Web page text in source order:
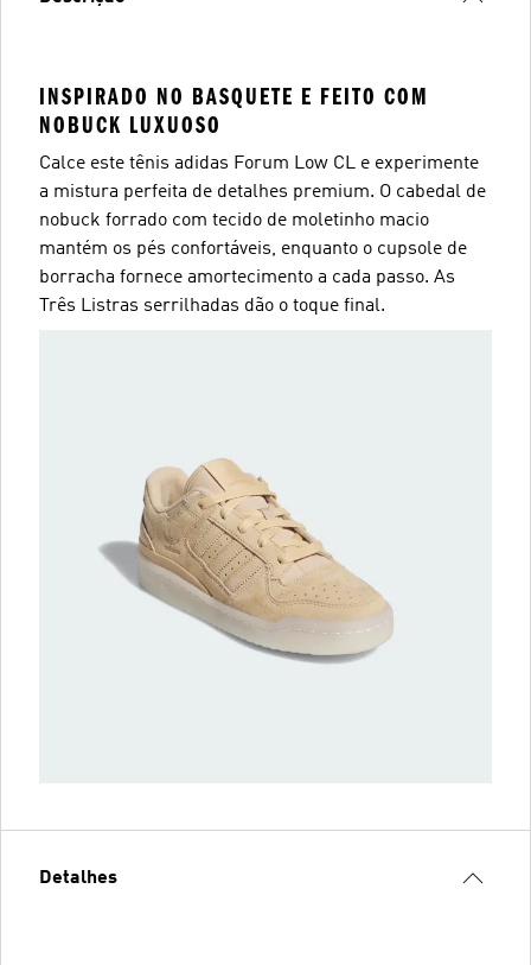
INSPIRADO NO BASQUETE E FEITO COM
NOBUCK LUXUOSO
Calce este tênis adidas Forum Low CL e experimente
a mistura perfeita de detalhes premium. O cabedal de
nobuck forrado com tecido de moletinho macio
mantém os pés confortáveis, enquanto o cupsole de
borracha fornece amortecimento a cada passo. As
Três Listras serrilhadas dão o toque final.
Detalhes